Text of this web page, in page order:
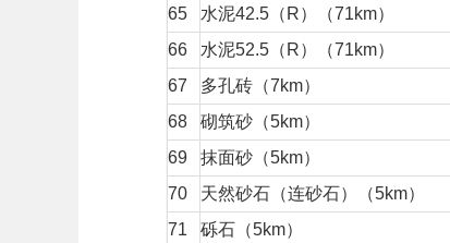
65
水泥42.5（R）（71km）
66
水泥52.5（R）（71km）
67
多孔砖（7km）
68
砌筑砂（5km）
69
抹面砂（5km）
70
天然砂石（连砂石）（5km）
71
砾石（5km）